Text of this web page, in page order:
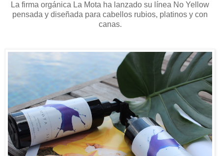
La firma orgánica La Mota ha lanzado su línea No Yellow
pensada y diseñada para cabellos rubios, platinos y con
canas.